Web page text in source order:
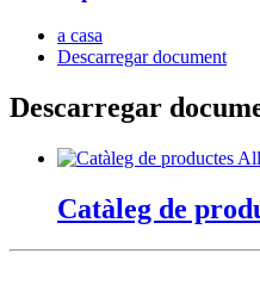
a casa
Descarregar document
Descarregar
Catàleg de